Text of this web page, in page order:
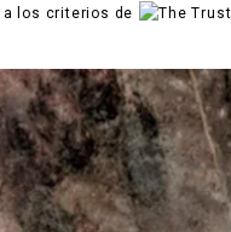
a los criterios de